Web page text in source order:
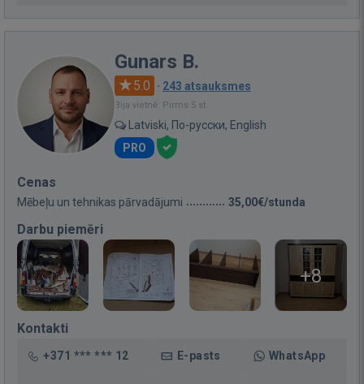
Gunars B.
5.0 · 243 atsauksmes
Bija vietnē: Pirms 5 st.
Latviski, По-русски, English
PRO
Cenas
Mēbeļu un tehnikas pārvadājumi 35,00€/stunda
Darbu piemēri
+8
Kontakti
+371 *** *** 12 E-pasts WhatsApp